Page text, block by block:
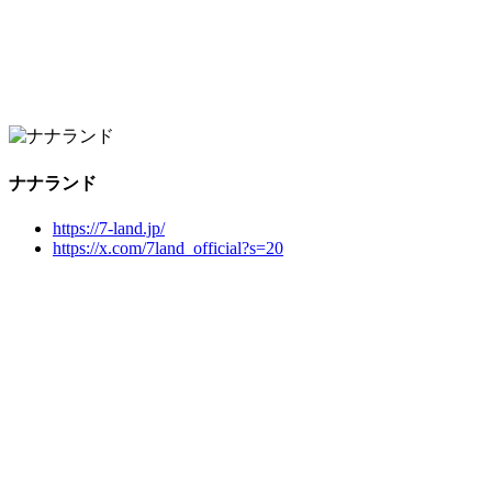
ナナランド
https://7-land.jp/
https://x.com/7land_official?s=20